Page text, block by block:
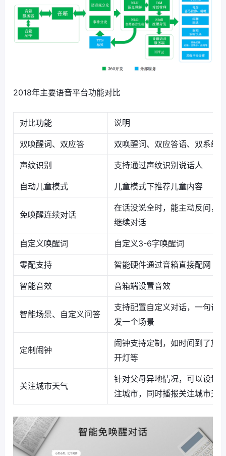
2018年主要语音平台功能对比
对比功能 说明
双唤醒词、双应答 双唤醒词、双应答语、双系统
声纹识别 支持通过声纹识别说话人
自动儿童模式 儿童模式下推荐儿童内容
免唤醒连续对话
在话没说全时，能主动反问，
继续对话
自定义唤醒词 自定义3-6字唤醒词
零配支持 智能硬件通过音箱直接配网
智能音效 音箱端设置音效
智能场景、自定义问答
支持配置自定义对话，一句话
发一个场景
定制闹钟
闹钟支持定制，如时间到了放
开灯等
关注城市天气
针对父母异地情况，可以设置
注城市，同时播报关注城市天